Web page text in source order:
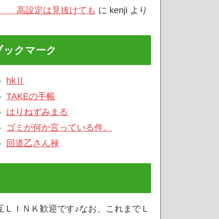
高設定は見抜けても に kenji より
ックマーク
hkⅡ
TAKEの手帳
はりねずみまる
ゴミが何か言っている件。
回道乙さん禄
ＬＩＮＫ歓迎です♪なお、これまでＬ